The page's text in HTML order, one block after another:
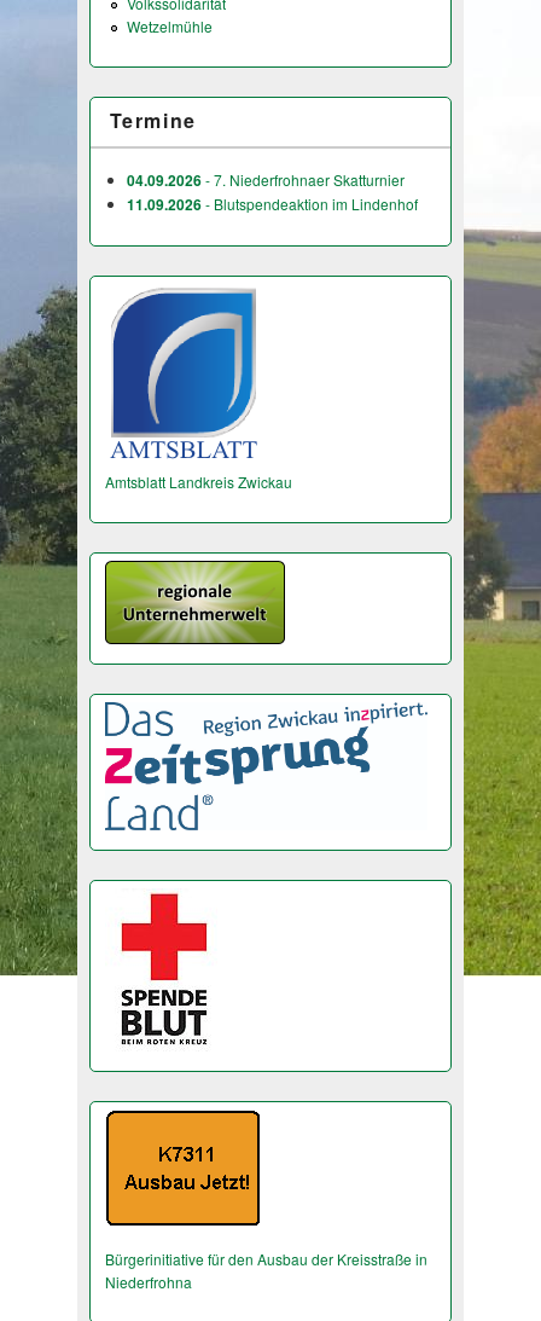
Wetzelmühle
Termine
04.09.2026- 7. Niederfrohnaer Skatturnier
11.09.2026- Blutspendeaktion im Lindenhof
Amtsblatt Landkreis Zwickau
Bürgerinitiative für den Ausbau der Kreisstraße in
Niederfrohna